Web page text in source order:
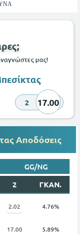
μας!
2 17.00
Αποδόσεις
GG/NG
2 ΓΚΑΝ.
2.02 4.76%
17.00 5.89%